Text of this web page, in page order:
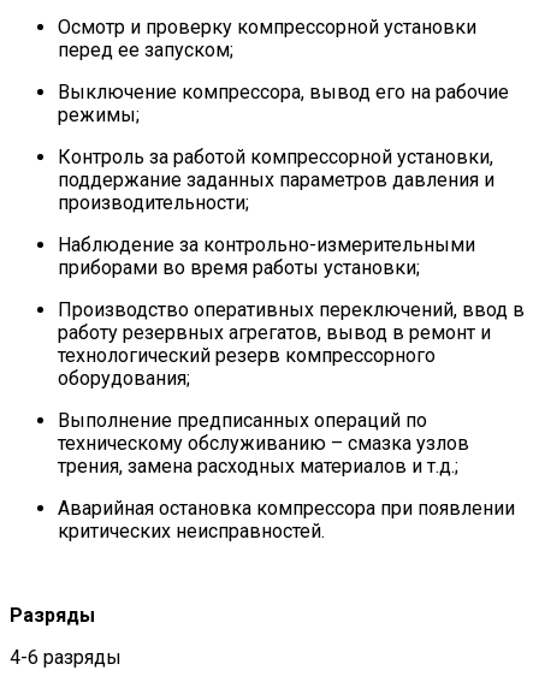
Осмотр и проверку компрессорной установки
перед ее запуском;
Выключение компрессора, вывод его на рабочие
режимы;
Контроль за работой компрессорной установки,
поддержание заданных параметров давления и
производительности;
Наблюдение за контрольно-измерительными
приборами во время работы установки;
Производство оперативных переключений, ввод в
работу резервных агрегатов, вывод в ремонт и
технологический резерв компрессорного
оборудования;
Выполнение предписанных операций по
техническому обслуживанию – смазка узлов
трения, замена расходных материалов и т.д.;
Аварийная остановка компрессора при появлении
критических неисправностей.
Разряды
4-6 разряды